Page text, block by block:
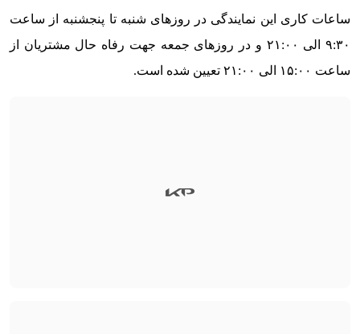
ساعات کاری این نمایندگی در روزهای شنبه تا پنجشنبه از ساعت
۹:۳۰ الی ۲۱:۰۰ و در روزهای جمعه جهت رفاه حال مشتریان از
ساعت ۱۵:۰۰ الی ۲۱:۰۰ تعیین شده است.